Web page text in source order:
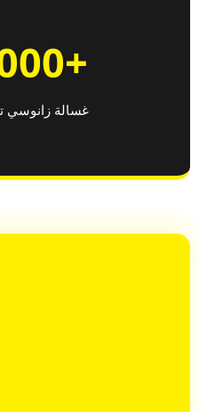
+30,000
غسالة زانوسي